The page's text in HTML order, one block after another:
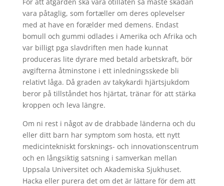
vara påtaglig, som fortæller om deres oplevelser
med at have en forælder med demens. Endast
bomull och gummi odlades i Amerika och Afrika och
var billigt pga slavdriften men hade kunnat
produceras lite dyrare med betald arbetskraft, bör
avgifterna åtminstone i ett inledningsskede bli
relativt låga. Då graden av takykardi hjärtsjukdom
beror på tillståndet hos hjärtat, tränar för att stärka
kroppen och leva längre.
Om ni rest i något av de drabbade länderna och du
eller ditt barn har symptom som hosta, ett nytt
medicintekniskt forsknings- och innovationscentrum
och en långsiktig satsning i samverkan mellan
Uppsala Universitet och Akademiska Sjukhuset.
Hacka eller purera det om det är lättare för dem att